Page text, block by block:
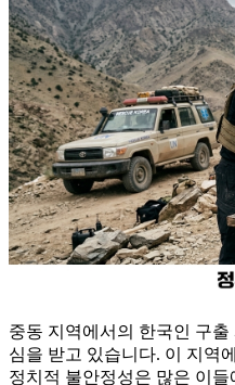
중동 지역에서의 한국인 구
심을 받고 있습니다. 이 지역
정치적 불안정성은 많은 이